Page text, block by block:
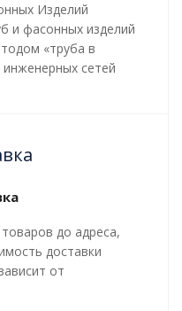
Изделий
и фасонных изделий
«труба в
сетей
в рамках
и трубопроводной
18929664-04.
до адреса,
доставки
от